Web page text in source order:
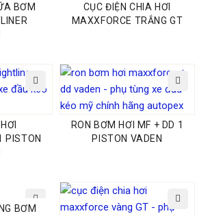
BƠM
CỤC ĐIỆN CHIA HƠI
MAXXFORCE TRẮNG GT
PISTON
RON BƠM HƠI MF + DD 1
PISTON VADEN
BƠM